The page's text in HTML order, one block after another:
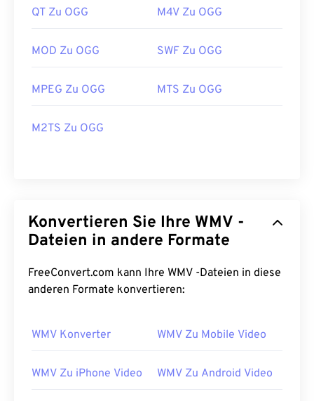
QT Zu OGG M4V Zu OGG
MOD Zu OGG SWF Zu OGG
MPEG Zu OGG MTS Zu OGG
M2TS Zu OGG
Konvertieren Sie Ihre WMV -
Dateien in andere Formate
FreeConvert.com kann Ihre WMV -Dateien in diese
anderen Formate konvertieren:
WMV Konverter WMV Zu Mobile Video
WMV Zu iPhone Video WMV Zu Android Video